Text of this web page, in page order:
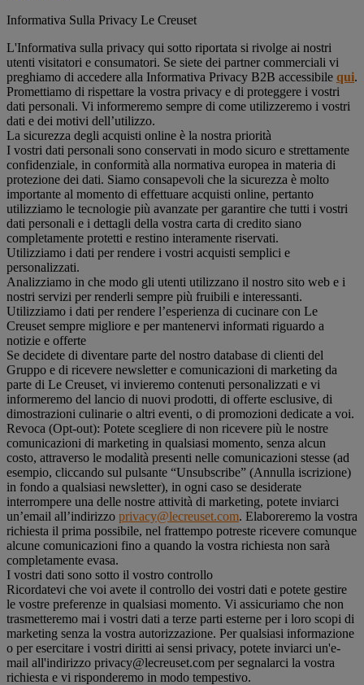
Informativa Sulla Privacy Le Creuset
L'Informativa sulla privacy qui sotto riportata si rivolge ai nostri
utenti visitatori e consumatori. Se siete dei partner commerciali vi
preghiamo di accedere alla Informativa Privacy B2B accessibile qui.
Promettiamo di rispettare la vostra privacy e di proteggere i vostri
dati personali. Vi informeremo sempre di come utilizzeremo i vostri
dati e dei motivi dell’utilizzo.
La sicurezza degli acquisti online è la nostra priorità
I vostri dati personali sono conservati in modo sicuro e strettamente
confidenziale, in conformità alla normativa europea in materia di
protezione dei dati. Siamo consapevoli che la sicurezza è molto
importante al momento di effettuare acquisti online, pertanto
utilizziamo le tecnologie più avanzate per garantire che tutti i vostri
dati personali e i dettagli della vostra carta di credito siano
completamente protetti e restino interamente riservati.
Utilizziamo i dati per rendere i vostri acquisti semplici e
personalizzati.
Analizziamo in che modo gli utenti utilizzano il nostro sito web e i
nostri servizi per renderli sempre più fruibili e interessanti.
Utilizziamo i dati per rendere l’esperienza di cucinare con Le
Creuset sempre migliore e per mantenervi informati riguardo a
notizie e offerte
Se decidete di diventare parte del nostro database di clienti del
Gruppo e di ricevere newsletter e comunicazioni di marketing da
parte di Le Creuset, vi invieremo contenuti personalizzati e vi
informeremo del lancio di nuovi prodotti, di offerte esclusive, di
dimostrazioni culinarie o altri eventi, o di promozioni dedicate a voi.
Revoca (Opt-out): Potete scegliere di non ricevere più le nostre
comunicazioni di marketing in qualsiasi momento, senza alcun
costo, attraverso le modalità presenti nelle comunicazioni stesse (ad
esempio, cliccando sul pulsante “Unsubscribe” (Annulla iscrizione)
in fondo a qualsiasi newsletter), in ogni caso se desiderate
interrompere una delle nostre attività di marketing, potete inviarci
un’email all’indirizzo privacy@lecreuset.com. Elaboreremo la vostra
richiesta il prima possibile, nel frattempo potreste ricevere comunque
alcune comunicazioni fino a quando la vostra richiesta non sarà
completamente evasa.
I vostri dati sono sotto il vostro controllo
Ricordatevi che voi avete il controllo dei vostri dati e potete gestire
le vostre preferenze in qualsiasi momento. Vi assicuriamo che non
trasmetteremo mai i vostri dati a terze parti esterne per i loro scopi di
marketing senza la vostra autorizzazione. Per qualsiasi informazione
o per esercitare i vostri diritti ai sensi privacy, potete inviarci un'e-
mail all'indirizzo privacy@lecreuset.com per segnalarci la vostra
richiesta e vi risponderemo in modo tempestivo.